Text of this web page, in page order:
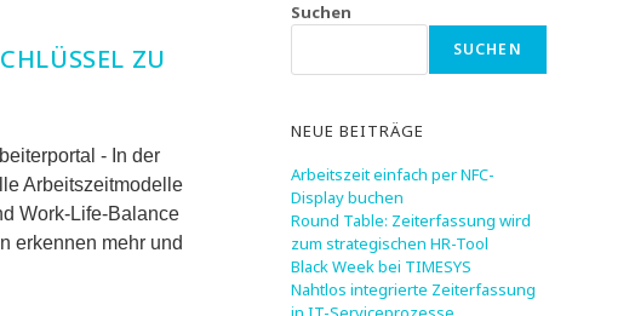
ZU
- In der
Arbeitszeitmodelle
Work-Life-Balance
erkennen mehr und
Suchen
SUCHEN
NEUE BEITRÄGE
Arbeitszeit einfach per NFC-
Display buchen
Round Table: Zeiterfassung wird
zum strategischen HR-Tool
Black Week bei TIMESYS
Nahtlos integrierte Zeiterfassung